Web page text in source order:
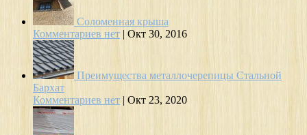
Соломенная крыша
Комментариев нет | Окт 30, 2016
Преимущества металлочерепицы Стальной
Бархат
Комментариев нет | Окт 23, 2020